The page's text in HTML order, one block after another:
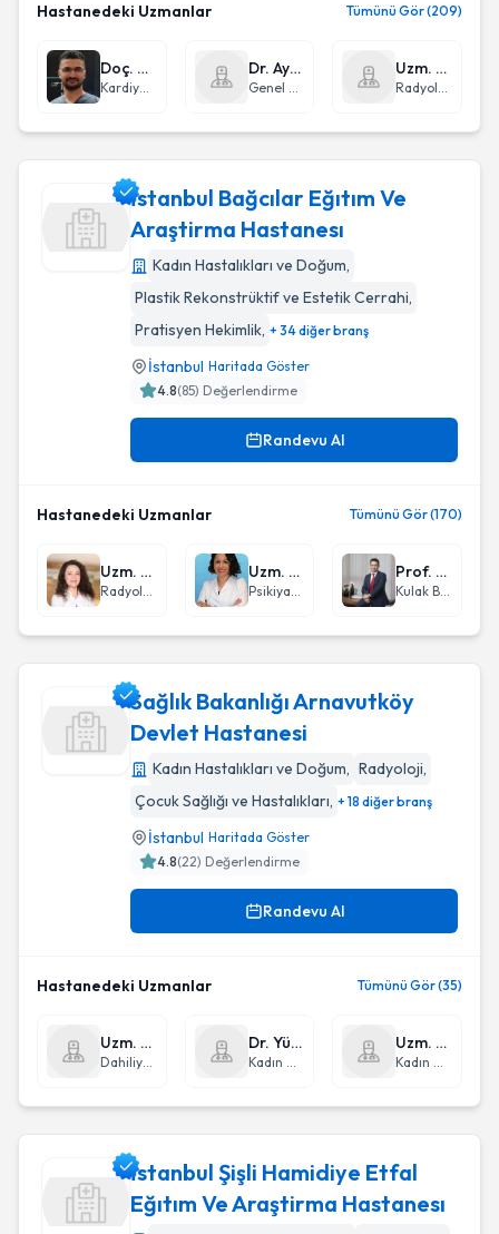
Hastanedeki Uzmanlar Tümünü Gör (209)
Doç. Dr. Ersin Yıldırım
Kardiyoloji
Dr. Ayşe Nur Gönen
Genel Cerrahi
Uzm. Dr. Feyza Kabar
Radyoloji
İstanbul Bağcılar Eğıtım Ve
Araştirma Hastanesı
Kadın Hastalıkları ve Doğum,
Plastik Rekonstrüktif ve Estetik Cerrahi,
Pratisyen Hekimlik, + 34 diğer branş
İstanbul Haritada Göster
4.8(85) Değerlendirme
Randevu Al
Hastanedeki Uzmanlar Tümünü Gör (170)
Uzm. Dr. Gülen Safiye Temel
Radyoloji
Uzm. Dr. Sevda Gümüş Şanlı
Psikiyatri
Prof. Dr. Ümit Taşkın
Kulak Burun Boğaz hastalıkları - KBB
Sağlık Bakanlığı Arnavutköy
Devlet Hastanesi
Kadın Hastalıkları ve Doğum, Radyoloji,
Çocuk Sağlığı ve Hastalıkları, + 18 diğer branş
İstanbul Haritada Göster
4.8(22) Değerlendirme
Randevu Al
Hastanedeki Uzmanlar Tümünü Gör (35)
Uzm. Dr. Adil Hakan Solaz
Dahiliye - İç Hastalıkları
Dr. Yücel Özdemir
Kadın Hastalıkları ve Doğum
Uzm. Dr. Mucize Eriç Özdemir
Kadın Hastalıkları ve Doğum
İstanbul Şişli Hamidiye Etfal
Eğıtım Ve Araştirma Hastanesı